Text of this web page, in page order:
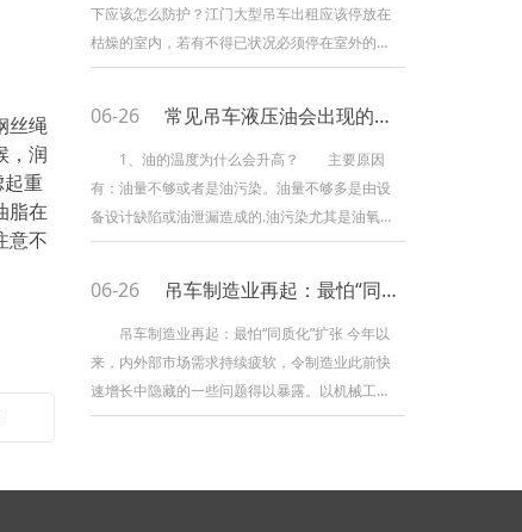
丝绳
，润
重
脂在
意不
停止作业的动力，是非常关键。今日，来给我们
叙说下如何交换车子的液压油的方法，在交换时
要留意哪些事项。停止交
下应该怎么防护？江门大型吊车出租应该停放在
枯燥的室内，若有不得已状况必须停在室外的应
要挑选平整的地上而且要铺上木板，然后在停放
行保养并修复损坏机件，要进行一次完全的整理
并保持技能状态处于杰出。 对江门大型吊车
出租的车蓄电池拆下置在枯燥和防冻处，保持外
表清洁枯燥，严禁在上放置导电物体。在拆蓄电
池时要切断负极线再切断
06-26 常见吊车液压油会出现的小问题
1、油的温度为什么会升高？ 主要原因
有：油量不够或者是油污染。油量不够多是由设
备设计缺陷或油泄漏造成的.油污染尤其是油氧化
污染物容易造成冷却系统及过滤器的堵塞导致油
系？ 当油因为上述原因油温升高，油的黏度
会降低，低黏度的油更容易在连接件部分渗出。
保持低温和油清洁是避免油泄漏的常用方
法。 3、气泡是如何产生的？ 气泡产生的
原因：当过滤器或在线堵塞
06-26 吊车制造业再起：最怕“同质化”扩张
吊车制造业再起：最怕“同质化”扩张 今年以
来，内外部市场需求持续疲软，令制造业此前快
速增长中隐藏的一些问题得以暴露。以机械工业
为例，工业增加值、总产值、实现利润、出口创